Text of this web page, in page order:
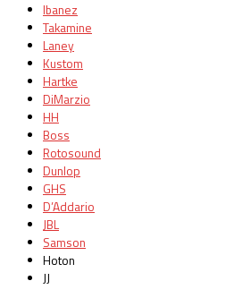
Ibanez
Takamine
Laney
Kustom
Hartke
DiMarzio
HH
Boss
Rotosound
Dunlop
GHS
D’Addario
JBL
Samson
Hoton
JJ